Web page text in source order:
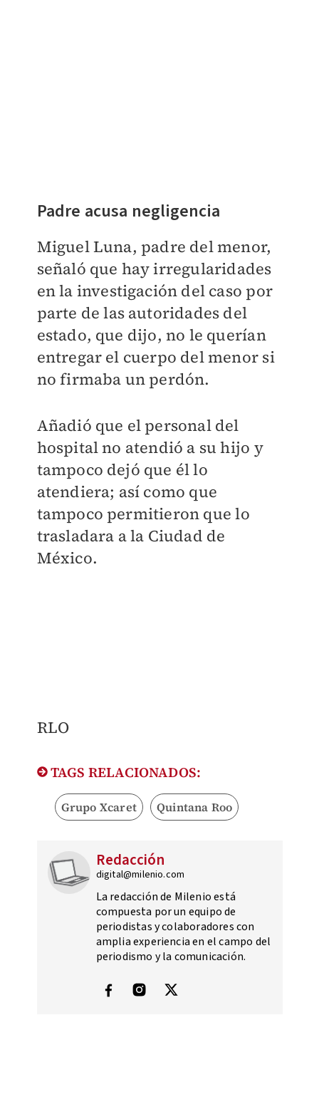
Padre acusa negligencia
Miguel Luna, padre del menor,
señaló que hay irregularidades
en la investigación del caso por
parte de las autoridades del
estado, que dijo, no le querían
entregar el cuerpo del menor si
no firmaba un perdón.
Añadió que el personal del
hospital no atendió a su hijo y
tampoco dejó que él lo
atendiera; así como que
tampoco permitieron que lo
trasladara a la Ciudad de
México.
RLO
TAGS RELACIONADOS:
Grupo Xcaret Quintana Roo
Redacción
digital@milenio.com
La redacción de Milenio está
compuesta por un equipo de
periodistas y colaboradores con
amplia experiencia en el campo del
periodismo y la comunicación.